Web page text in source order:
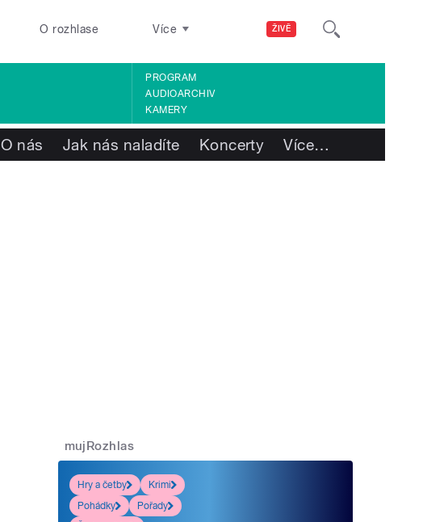
ŽIVĚ
O rozhlase Více
PROGRAM
AUDIOARCHIV
KAMERY
O nás Jak nás naladíte Koncerty Více…
mujRozhlas
Hry a četby
Krimi
Pohádky
Pořady